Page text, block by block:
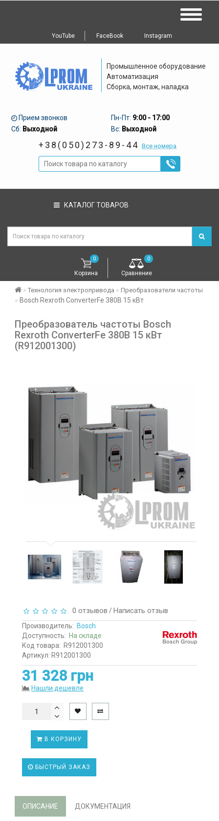
YouTube FaceBook Instagram
Промышленное оборудование
Автоматизация
Сборка, монтаж, наладка
Прием звонков Пн-Пт: 9:00 - 17:00
Сб: Выходной Вс: Выходной
+38(050)273-89-44 Все номера
КАТАЛОГ ТОВАРОВ
Корзина
0
Сравнение
0
Технология электропривода Преобразователи частоты
Bosch Rexroth ConverterFe 380В 15 кВт
Преобразователь частоты Bosch
Rexroth ConverterFe 380В 15 кВт
(R912001300)
0 отзывов / Написать отзыв
Производитель: Bosch
Доступность: На складе
Код товара: R912001300
Артикул: R912001300
31 328 грн
Нашли дешевле
В КОРЗИНУ
БЫСТРЫЙ ЗАКАЗ
ОПИСАНИЕ ДОКУМЕНТАЦИЯ